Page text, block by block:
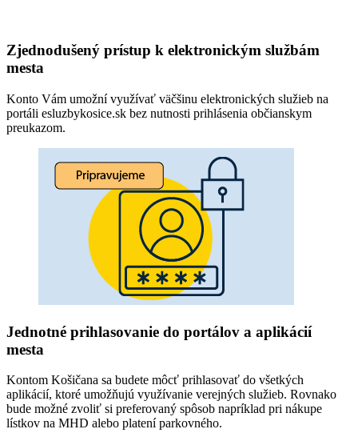
Zjednodušený prístup k elektronickým službám
mesta
Konto Vám umožní využívať väčšinu elektronických služieb na
portáli esluzbykosice.sk bez nutnosti prihlásenia občianskym
preukazom.
Jednotné prihlasovanie do portálov a aplikácií
mesta
Kontom Košičana sa budete môcť prihlasovať do všetkých
aplikácií, ktoré umožňujú využívanie verejných služieb. Rovnako
bude možné zvoliť si preferovaný spôsob napríklad pri nákupe
lístkov na MHD alebo platení parkovného.